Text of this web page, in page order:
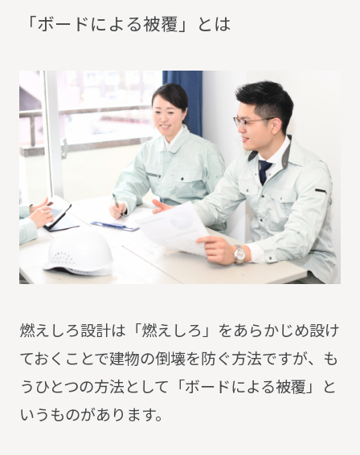
「ボー ドによる被覆 」 とは
燃えしろ設計は「燃えしろ」をあらかじめ設け
ておくことで建物の倒壊を防ぐ方法ですが、も
うひとつの方法として「ボードによる被覆」と
いうものがあります。